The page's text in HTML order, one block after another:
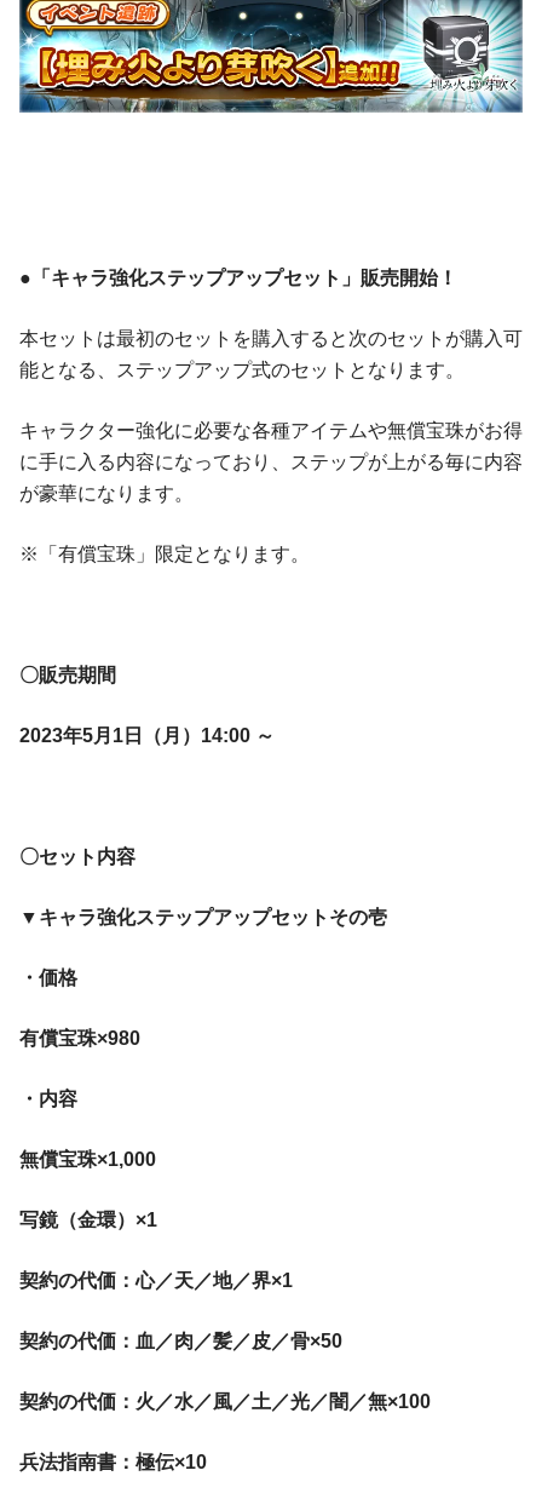
●「キャラ強化ステップアップセット」販売開始！
本セットは最初のセットを購入すると次のセットが購入可
能となる、ステップアップ式のセットとなります。
キャラクター強化に必要な各種アイテムや無償宝珠がお得
に手に入る内容になっており、ステップが上がる毎に内容
が豪華になります。
※「有償宝珠」限定となります。
〇販売期間
2023年5月1日（月）14:00 ～
〇セット内容
▼キャラ強化ステップアップセットその壱
・価格
有償宝珠×980
・内容
無償宝珠×1,000
写鏡（金環）×1
契約の代価：心／天／地／界×1
契約の代価：血／肉／髪／皮／骨×50
契約の代価：火／水／風／土／光／闇／無×100
兵法指南書：極伝×10